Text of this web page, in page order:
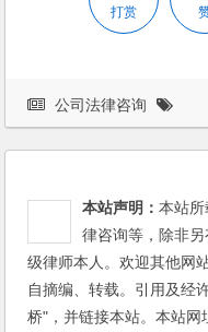
打赏
公司法律咨询
本站声明：本站
律咨询等，除非
级律师本人。欢迎其他网
自摘编、转载。引用及经
桥"，并链接本站。本站网